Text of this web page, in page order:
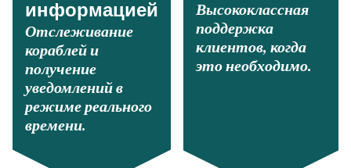
информацией
Отслеживание
кораблей и
получение
уведомлений в
режиме реального
времени.
Высококлассная
поддержка
клиентов, когда
это необходимо.